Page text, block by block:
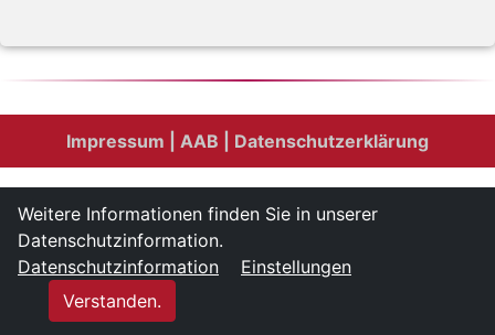
Impressum | AAB | Datenschutzerklärung
Weitere Informationen finden Sie in unserer
Datenschutzinformation.
Datenschutzinformation
Einstellungen
Verstanden.